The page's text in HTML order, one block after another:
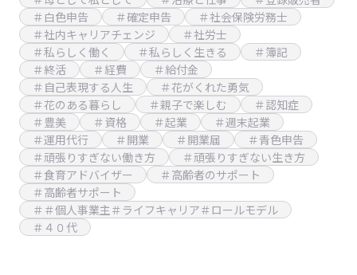
＃白色申告
＃確定申告
＃社会保険労務士
＃社内キャリアチェンジ
＃社労士
＃私らしく働く
＃私らしく生きる
＃簿記
＃終活
＃経費
＃給付金
＃自己表現する人生
＃花がくれた勇気
＃花のある暮らし
＃親子で楽しむ
＃認知症
＃豊美
＃資格 ＃起業
＃週末起業
＃運用代行
＃開業 ＃開業届
＃青色申告
＃頑張りすぎない働き方
＃頑張りすぎない生き方
＃食育アドバイザー
＃高齢者のサポート
＃高齢者サポート
＃＃個人事業主＃ライフキャリア＃ロールモデル
＃４０代